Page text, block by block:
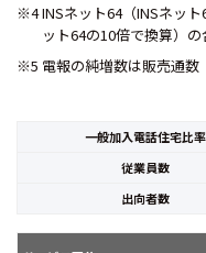
※4 INSネット64（INSネッ
ット64の10倍で換算）の
※5 電報の純増数は販売通数
一般加入電話住宅比率
従業員数
出向者数